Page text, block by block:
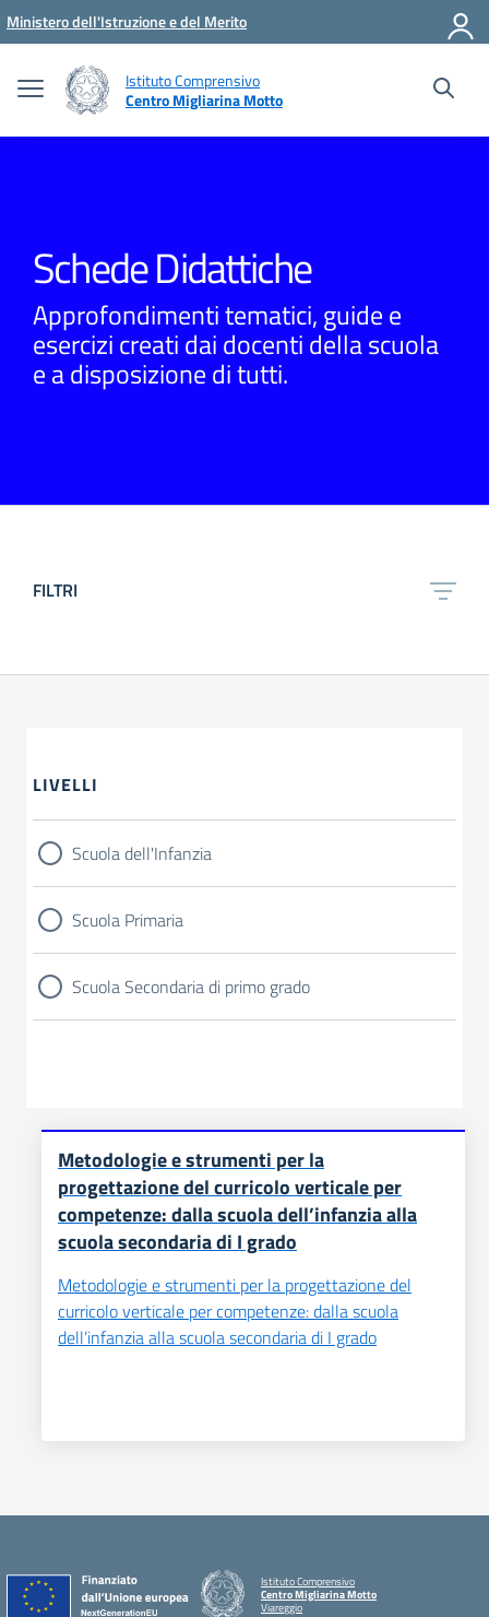
Vai ai contenuti
Vai al menu di navigazione
Vai al footer
Ministero dell'Istruzione e del Merito
Istituto Comprensivo
Centro Migliarina Motto
Schede Didattiche
Approfondimenti tematici, guide e
esercizi creati dai docenti della scuola
e a disposizione di tutti.
FILTRI
LIVELLI
Scuola dell'Infanzia
Scuola Primaria
Scuola Secondaria di primo grado
Metodologie e strumenti per la
progettazione del curricolo verticale per
competenze: dalla scuola dell’infanzia alla
scuola secondaria di I grado
Metodologie e strumenti per la progettazione del
curricolo verticale per competenze: dalla scuola
dell’infanzia alla scuola secondaria di I grado
Istituto Comprensivo
Centro Migliarina Motto
Viareggio